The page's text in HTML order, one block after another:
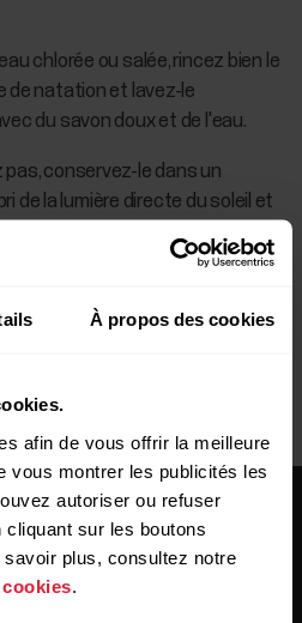
À propos des cookies
afin de vous offrir la meilleure
vous montrer les publicités les
autoriser ou refuser
sur les boutons
plus, consultez notre
chlorée ou salée, rincez bien le
de natation et lavez-le
du savon doux et de l'eau.
conservez-le dans un
de la lumière directe du soleil et